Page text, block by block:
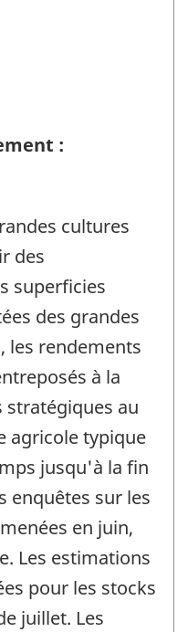
:
cultures
des
superficies
des grandes
les rendements
à la
au
agricole typique
jusqu'à la fin
enquêtes sur les
en juin,
Les estimations
pour les stocks
juillet. Les